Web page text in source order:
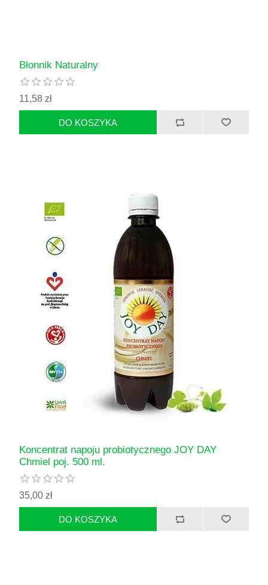
Błonnik Naturalny
11,58 zł
Koncentrat napoju probiotycznego JOY DAY
Chmiel poj. 500 ml.
35,00 zł